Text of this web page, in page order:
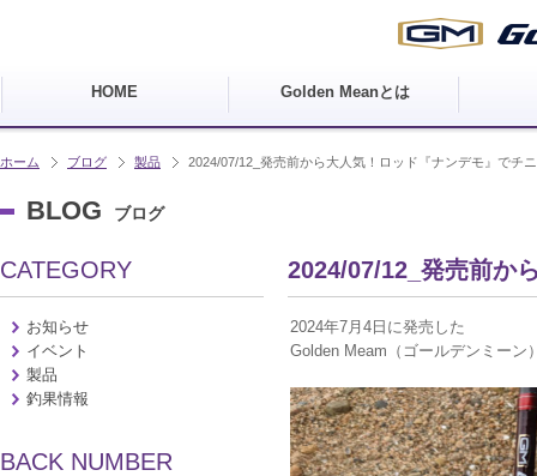
HOME Golden Meanとは
ホーム ブログ 製品 2024/07/12_発売前から大人気！ロッド『ナンデモ』でチ
BLOG ブログ
2024/07/12_発売前か
2024年7月4日に発売した
Golden Meam（ゴールデンミーン
CATEGORY
お知らせ
イベント
製品
釣果情報
BACK NUMBER